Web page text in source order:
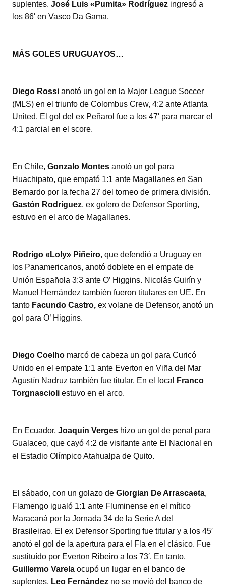
suplentes. José Luis «Pumita» Rodríguez ingresó a
los 86′ en Vasco Da Gama.
MÁS GOLES URUGUAYOS…
Diego Rossi anotó un gol en la Major League Soccer
(MLS) en el triunfo de Colombus Crew, 4:2 ante Atlanta
United. El gol del ex Peñarol fue a los 47′ para marcar el
4:1 parcial en el score.
En Chile, Gonzalo Montes anotó un gol para
Huachipato, que empató 1:1 ante Magallanes en San
Bernardo por la fecha 27 del torneo de primera división.
Gastón Rodríguez, ex golero de Defensor Sporting,
estuvo en el arco de Magallanes.
Rodrigo «Loly» Piñeiro, que defendió a Uruguay en
los Panamericanos, anotó doblete en el empate de
Unión Española 3:3 ante O’ Higgins. Nicolás Guirín y
Manuel Hernández también fueron titulares en UE. En
tanto Facundo Castro, ex volane de Defensor, anotó un
gol para O’ Higgins.
Diego Coelho marcó de cabeza un gol para Curicó
Unido en el empate 1:1 ante Everton en Viña del Mar
Agustín Nadruz también fue titular. En el local
Franco
Torgnascioli estuvo en el arco.
En Ecuador, Joaquín Verges hizo un gol de penal para
Gualaceo, que cayó 4:2 de visitante ante El Nacional en
el Estadio Olímpico Atahualpa de Quito.
El sábado, con un golazo de Giorgian De Arrascaeta,
Flamengo igualó 1:1 ante Fluminense en el mítico
Maracaná por la Jornada 34 de la Serie A del
Brasileirao. El ex Defensor Sporting fue titular y a los 45′
anotó el gol de la apertura para el Fla en el clásico. Fue
sustituído por Everton Ribeiro a los 73′. En tanto,
Guillermo Varela ocupó un lugar en el banco de
suplentes. Leo Fernández no se movió del banco de